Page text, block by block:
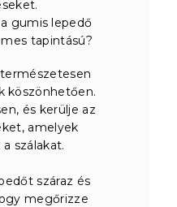
gumis lepedő
tapintású?
köszönhetően.
és kerülje az
amelyek
szálakat.
száraz és
megőrizze